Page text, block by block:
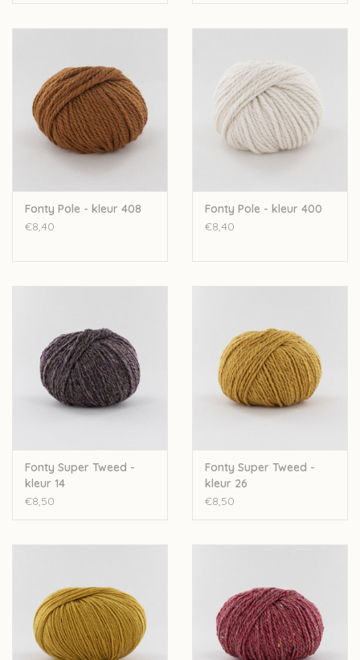
Fonty Pole - kleur 408
€8,40
Fonty Pole - kleur 400
€8,40
Fonty Super Tweed -
kleur 14
€8,50
Fonty Super Tweed -
kleur 26
€8,50